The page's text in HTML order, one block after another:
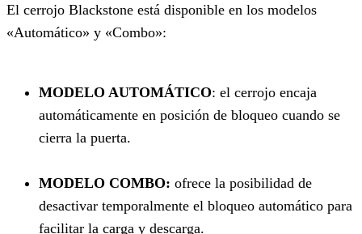
El cerrojo Blackstone está disponible en los modelos
«Automático» y «Combo»:
MODELO AUTOMÁTICO: el cerrojo encaja
automáticamente en posición de bloqueo cuando se
cierra la puerta.
MODELO COMBO: ofrece la posibilidad de
desactivar temporalmente el bloqueo automático para
facilitar la carga y descarga.